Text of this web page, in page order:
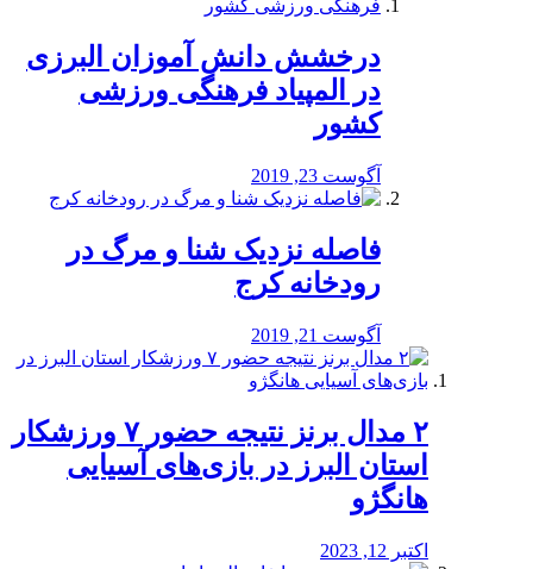
درخشش دانش آموزان البرزی
در المپیاد فرهنگی ورزشی
کشور
آگوست 23, 2019
️فاصله نزدیک شنا و مرگ در
رودخانه کرج
آگوست 21, 2019
۲ مدال برنز نتیجه حضور ۷ ورزشکار
استان البرز در بازی‌های آسیایی
هانگژو
اکتبر 12, 2023